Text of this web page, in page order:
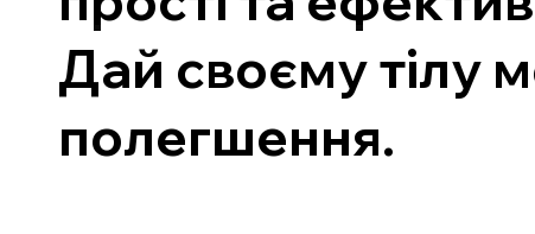
Дай своєму тілу
полегшення.